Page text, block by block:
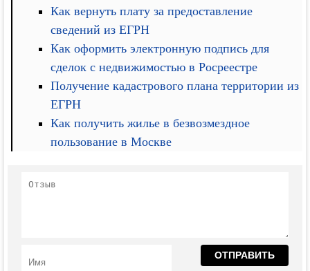
Как вернуть плату за предоставление
сведений из ЕГРН
Как оформить электронную подпись для
сделок с недвижимостью в Росреестре
Получение кадастрового плана территории из
ЕГРН
Как получить жилье в безвозмездное
пользование в Москве